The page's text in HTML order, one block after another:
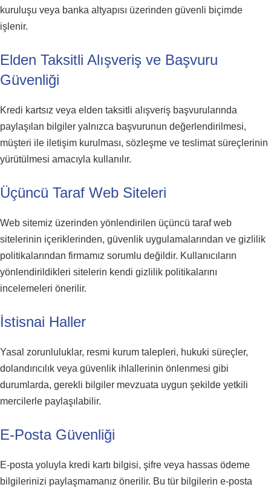
kuruluşu veya banka altyapısı üzerinden güvenli biçimde
işlenir.
Elden Taksitli Alışveriş ve Başvuru
Güvenliği
Kredi kartsız veya elden taksitli alışveriş başvurularında
paylaşılan bilgiler yalnızca başvurunun değerlendirilmesi,
müşteri ile iletişim kurulması, sözleşme ve teslimat süreçlerinin
yürütülmesi amacıyla kullanılır.
Üçüncü Taraf Web Siteleri
Web sitemiz üzerinden yönlendirilen üçüncü taraf web
sitelerinin içeriklerinden, güvenlik uygulamalarından ve gizlilik
politikalarından firmamız sorumlu değildir. Kullanıcıların
yönlendirildikleri sitelerin kendi gizlilik politikalarını
incelemeleri önerilir.
İstisnai Haller
Yasal zorunluluklar, resmi kurum talepleri, hukuki süreçler,
dolandırıcılık veya güvenlik ihlallerinin önlenmesi gibi
durumlarda, gerekli bilgiler mevzuata uygun şekilde yetkili
mercilerle paylaşılabilir.
E-Posta Güvenliği
E-posta yoluyla kredi kartı bilgisi, şifre veya hassas ödeme
bilgilerinizi paylaşmamanız önerilir. Bu tür bilgilerin e-posta